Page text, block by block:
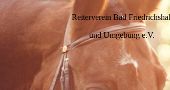
Reiterverein Bad
und Umgebung e.V.